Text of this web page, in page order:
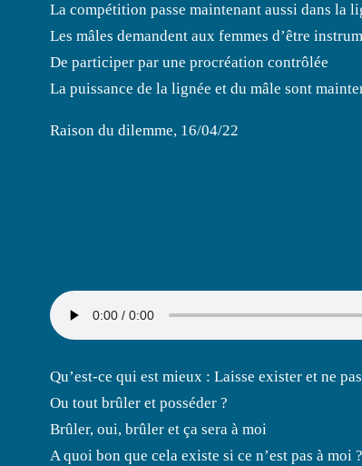
La compétition passe maintenant aussi dans la
Les mâles demandent aux femmes d’être
De participer par une procréation contrôlée
La puissance de la lignée et du mâle sont
Raison du dilemme, 16/04/22
Qu’est-ce qui est mieux : Laisse exister et ne
Ou tout brûler et posséder ?
Brûler, oui, brûler et ça sera à moi
A quoi bon que cela existe si ce n’est pas à moi ?